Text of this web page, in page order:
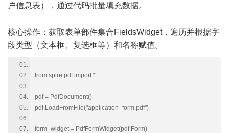
户信息表），通过代码批量填充数据。
核心操作：获取表单部件集合FieldsWidget，遍历并根据字
段类型（文本框、复选框等）和名称赋值。
from spire.pdf import *
pdf = PdfDocument()
pdf.LoadFromFile("application_form.pdf")
form_widget = PdfFormWidget(pdf.Form)